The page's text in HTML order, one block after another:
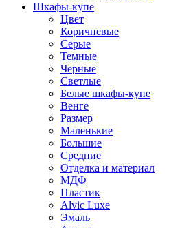
Шкафы-купе
Цвет
Коричневые
Серые
Темные
Черные
Светлые
Белые шкафы-купе
Венге
Размер
Маленькие
Большие
Средние
Отделка и материал
МДФ
Пластик
Alvic Luxe
Эмаль